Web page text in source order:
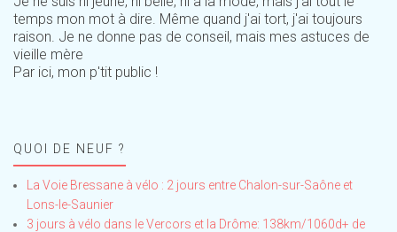
temps mon mot à dire. Même quand j'ai tort, j'ai toujours
raison. Je ne donne pas de conseil, mais mes astuces de
vieille mère
Par ici, mon p'tit public !
QUOI DE NEUF ?
La Voie Bressane à vélo : 2 jours entre Chalon-sur-Saône et
Lons-le-Saunier
3 jours à vélo dans le Vercors et la Drôme: 138km/1060d+ de